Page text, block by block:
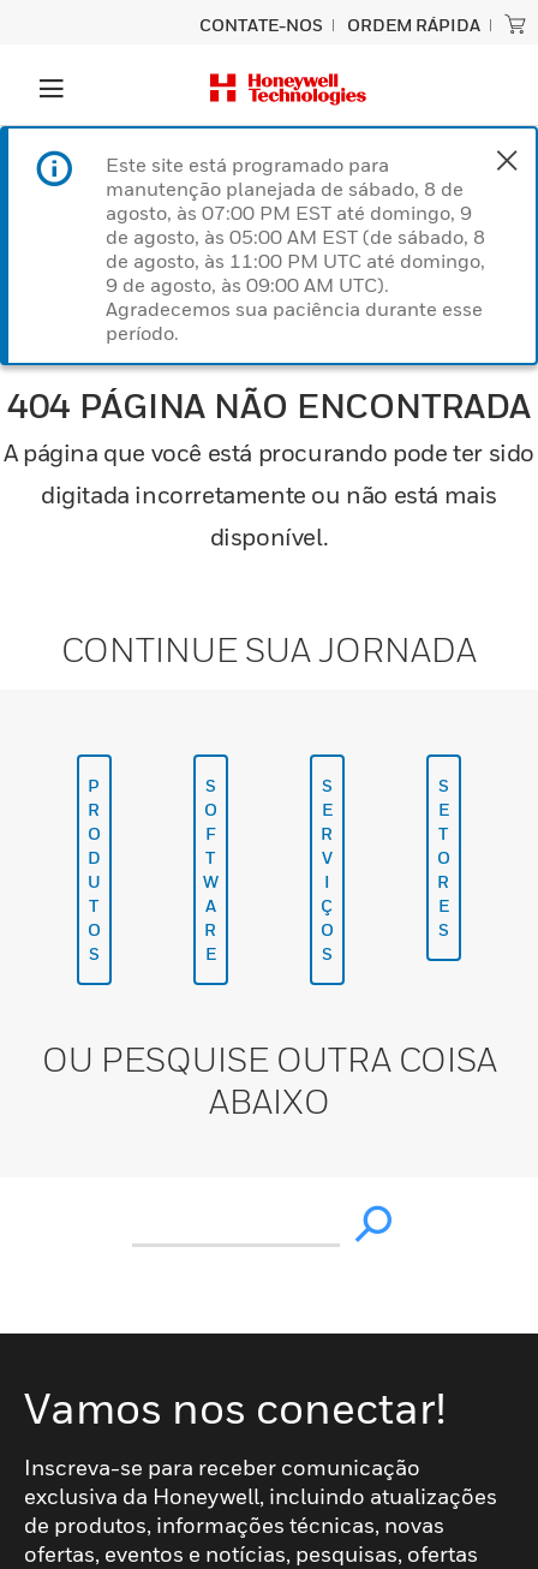
CONTATE-NOS ORDEM RÁPIDA
Este site está programado para
manutenção planejada de sábado, 8 de
agosto, às 07:00 PM EST até domingo, 9
de agosto, às 05:00 AM EST (de sábado, 8
de agosto, às 11:00 PM UTC até domingo,
9 de agosto, às 09:00 AM UTC).
Agradecemos sua paciência durante esse
período.
404 PÁGINA NÃO ENCONTRADA
A página que você está procurando pode ter sido
digitada incorretamente ou não está mais
disponível.
CONTINUE SUA JORNADA
P
R
O
D
U
T
O
S
S
O
F
T
W
A
R
E
S
E
R
V
I
Ç
O
S
S
E
T
O
R
E
S
OU PESQUISE OUTRA COISA
ABAIXO
Vamos nos conectar!
Inscreva-se para receber comunicação
exclusiva da Honeywell, incluindo atualizações
de produtos, informações técnicas, novas
ofertas, eventos e notícias, pesquisas, ofertas